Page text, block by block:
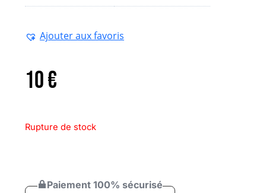
Ajouter aux favoris
10€
Rupture de stock
Paiement 100% sécurisé